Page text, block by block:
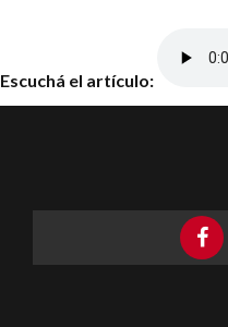
Escuchá el artículo: